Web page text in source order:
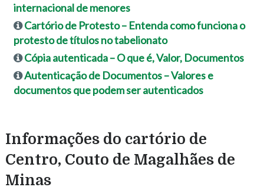
internacional de menores
Cartório de Protesto – Entenda como funciona o
protesto de títulos no tabelionato
Cópia autenticada – O que é, Valor, Documentos
Autenticação de Documentos – Valores e
documentos que podem ser autenticados
Informações do cartório de
Centro, Couto de Magalhães de
Minas